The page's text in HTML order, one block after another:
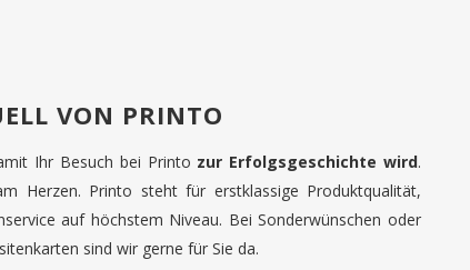
VON PRINTO
Ihr Besuch bei Printo zur Erfolgsgeschichte wird.
Herzen. Printo steht für erstklassige Produktqualität,
auf höchstem Niveau. Bei Sonderwünschen oder
sind wir gerne für Sie da.